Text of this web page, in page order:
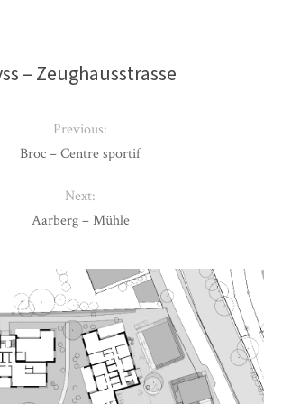
– Zeughausstrasse
Previous:
Broc – Centre sportif
Next:
Aarberg – Mühle